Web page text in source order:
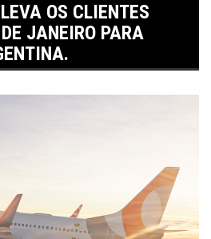
OS CLIENTES
JANEIRO PARA